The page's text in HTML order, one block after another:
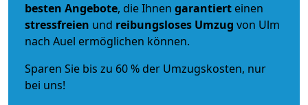
besten Angebote, die Ihnen garantiert einen
stressfreien und reibungsloses Umzug von Ulm
nach Auel ermöglichen können.
Sparen Sie bis zu 60 % der Umzugskosten, nur
bei uns!